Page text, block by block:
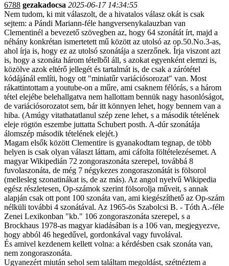
6788 gezakadocsa 2025-06-17 14:34:55
Nem tudom, ki mit válaszolt, de a hivatalos válasz okát is csak
sejtem: a Pándi Mariann-féle hangversenykalauzban van
Clementinél a bevezető szövegben az, hogy 64 szonátát írt, majd a
néhány konkrétan ismertetett mű között az utolsó az op.50.No.3-as,
ahol írja is, hogy ez az utolsó szonátája a szerzőnek. Írja viszont azt
is, hogy a szonáta három tételből áll, s azokat egyenként elemzi is,
közölve azok eltérő jellegét és tartalmát is, de csak a zárótétel
kódájánál említi, hogy ott "miniatűr variációsorozat" van. Most
rákattintottam a youtube-on a műre, ami csaknem félórás, s a három
tétel elejébe belehallgatva nem hallottam bennük nagy hasonlóságot,
de variációsorozatot sem, bár itt könnyen lehet, hogy bennem van a
hiba. (Amúgy vitathatatlanul szép zene lehet, s a második tételének
eleje rögtön eszembe juttatta Schubert posth. A-dúr szonátája
álomszép második tételének elejét.)
Magam elsők között Clementire is gyanakodtam tegnap, de több
helyen is csak olyan választ láttam, ami cáfolta föltételezésemet. A
magyar Wikipedián 72 zongoraszonáta szerepel, továbbá 8
fuvolaszonáta, de még 7 négykezes zongoraszonátát is fölsorol
(mellesleg szonatinákat is, de az más). Az angol nyelvű Wikipedia
egész részletesen, Op-számok szerint fölsorolja műveit, s annak
alapján csak ott pont 100 szonáta van, ami kiegészíthető az Op-szám
nélküli további 4 szonátával. Az 1965-ös Szabolcsi B. - Tóth A.-féle
Zenei Lexikonban "kb." 106 zongoraszonáta szerepel, s a
Brockhaus 1978-as magyar kiadásában is a 106 van, megjegyezve,
hogy abból 46 hegedűvel, gordonkával vagy fuvolával.
És amivel kezdenem kellett volna: a kérdésben csak szonáta van,
nem zongoraszonáta.
Ugyanezért miután sehol sem találtam megoldást, szétnéztem a